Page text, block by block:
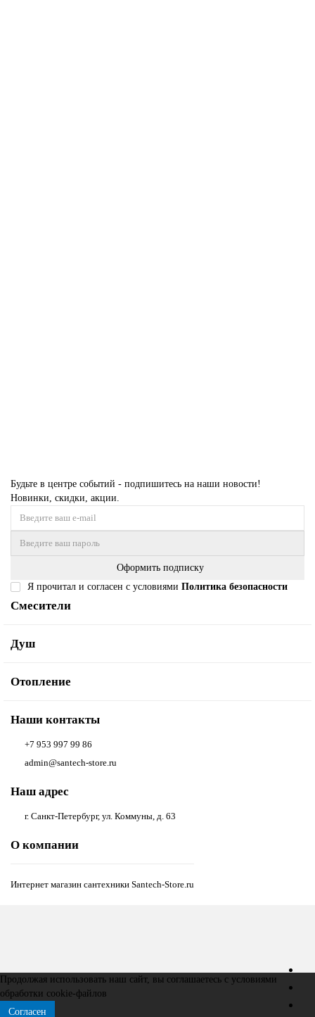
Будьте в центре событий - подпишитесь на наши новости!
Новинки, скидки, акции.
Оформить подписку
Я прочитал и согласен с условиями Политика безопасности
Смесители
Душ
Отопление
Наши контакты
+7 953 997 99 86
admin@santech-store.ru
Наш адрес
г. Санкт-Петербург, ул. Коммуны, д. 63
О компании
Интернет магазин сантехники Santech-Store.ru
Продолжая использовать наш сайт, вы соглашаетесь с условиями
обработки cookie-файлов
Согласен